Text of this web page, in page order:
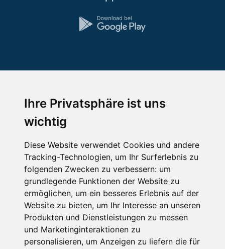
Ihre Privatsphäre ist uns
wichtig
Diese Website verwendet Cookies und andere
Tracking-Technologien, um Ihr Surferlebnis zu
folgenden Zwecken zu verbessern: um
grundlegende Funktionen der Website zu
ermöglichen, um ein besseres Erlebnis auf der
Website zu bieten, um Ihr Interesse an unseren
Produkten und Dienstleistungen zu messen
und Marketinginteraktionen zu
personalisieren, um Anzeigen zu liefern die für
Portale
FAQ Newsletter Mediadaten
Copyright ©
Goldener Herbst in den Alpen- Angebote vergleichen
& die Natur genießen!Jetzt Angebote entdecken!